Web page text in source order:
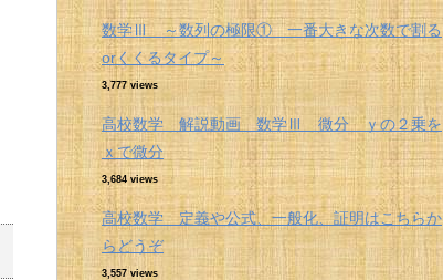
数学Ⅲ ～数列の極限① 一番大きな次数で割る
orくくるタイプ～
3,777 views
高校数学 解説動画 数学Ⅲ 微分 ｙの２乗を
ｘで微分
3,684 views
高校数学 定義や公式、一般化、証明はこちらか
らどうぞ
3,557 views